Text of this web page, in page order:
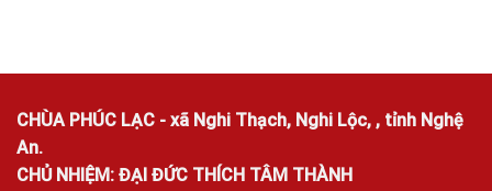
CHÙA PHÚC LẠC - xã Nghi Thạch, Nghi Lộc, , tỉnh Nghệ
An.
CHỦ NHIỆM: ĐẠI ĐỨC THÍCH TÂM THÀNH